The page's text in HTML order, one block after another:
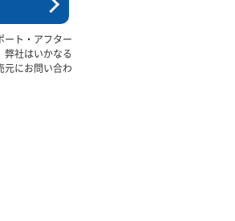
ート・アフター
弊社はいかなる
元にお問い合わ